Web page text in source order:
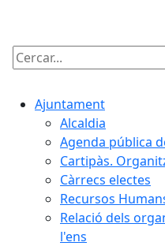
Cercar:
Ajuntament
Alcaldia
Agenda pública
Cartipàs.
Càrrecs electes
Recursos
Relació dels
l'ens